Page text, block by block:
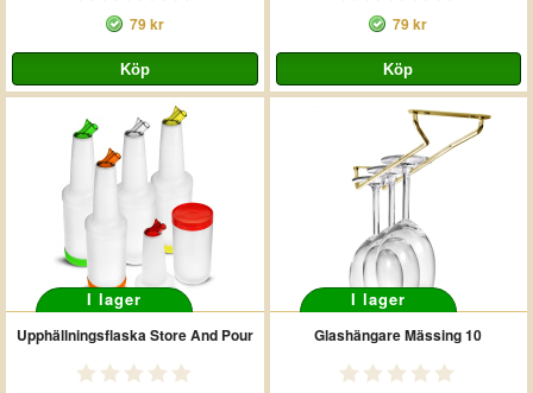
79 kr 79 kr
I lager
Upphällningsflaska Store And Pour
I lager
Glashängare Mässing 10